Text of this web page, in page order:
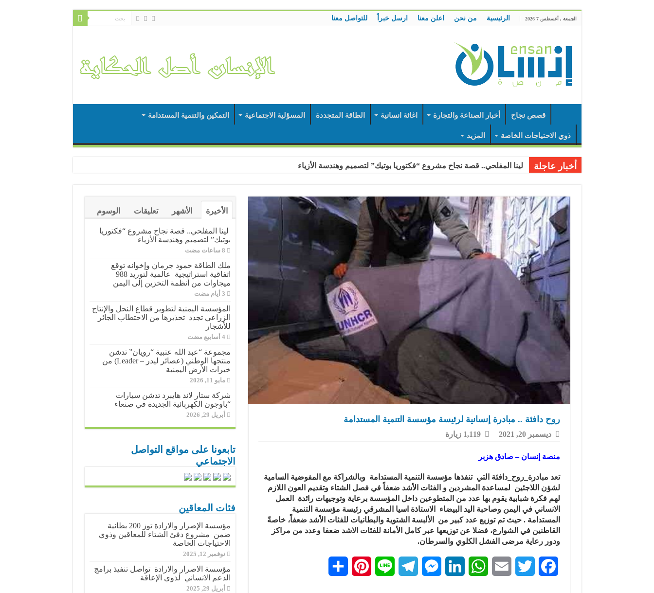
الجمعة , أغسطس 7 2026 الرئيسية من نحن اعلن معنا ارسل خبراً للتواصل معنا
قصص نجاح أخبار الصناعة والتجارة اغاثة انسانية الطاقة المتجددة المسؤلية الاجتماعية التمكين والتنمية المستدامة
ذوي الاحتياجات الخاصة المزيد
أخبار عاجلة لينا المفلحي.. قصة نجاح مشروع “فكتوريا بوتيك” لتصميم وهندسة الأزياء
روح دافئة .. مبادرة إنسانية لرئيسة مؤسسة التنمية المستدامة
ديسمبر 20, 2021 1,119 زيارة
منصة إنسان – صادق هزبر
تعد مبادرة_روح_دافئة التي تنفذها مؤسسة التنمية المستدامة وبالشراكة مع المفوضية السامية
لشؤن اللاجئين لمساعدة المشردين و الفئات الأشد ضعفاً في فصل الشتاء وتقديم العون اللازم
لهم فكرة شبابية يقوم بها عدد من المتطوعين داخل المؤسسة برعاية وتوجيهات رائدة العمل
الانساني في اليمن وصاحبة اليد البيضاء الاستاذة اسيا المشرقي رئيسة مؤسسة التنمية
المستدامة . حيث تم توزيع عدد كبير من الألبسة الشتوية والبطانيات للفئات الأشد ضعفاً، خاصةً
القاطنين في الشوارع، فضلا عن توزيعها عبر كامل الأمانة للفئات الاشد ضعفا وعدد من مراكز
ودور رعاية مرضى الفشل الكلوي والسرطان.
W
M
الأخيرة الأشهر تعليقات الوسوم
لينا المفلحي.. قصة نجاح مشروع “فكتوريا
بوتيك” لتصميم وهندسة الأزياء
ملك الطاقة حمود جرمان وإخوانه توقع
اتفاقية استراتيجية عالمية لتوريد 988
ميجاوات من أنظمة التخزين إلى اليمن
المؤسسة اليمنية لتطوير قطاع النحل والإنتاج
الزراعي تجدد تحذيرها من الاحتطاب الجائر
للأشجار
مجموعة “عبد الله عتبية “رويان” تدشن
منتجها الوطني (عصائر ليدر – Leader) من
خيرات الأرض اليمنية
مايو 11, 2026
شركة ستار لاند هايبرد تدشن سيارات
“باوجون الكهربائية الجديدة في صنعاء
أبريل 29, 2026
تابعونا على مواقع التواصل
الاجتماعي
فئات المعاقين
مؤسسة الإصرار والارادة توز 200 بطانية
ضمن مشروع دفئ الشتاء للمعاقين وذوي
الاحتياجات الخاصة
نوفمبر 12, 2025
مؤسسة الاصرار والارادة تواصل تنفيذ برامج
الدعم الانساني لذوي الإعاقة
أبريل 29, 2025